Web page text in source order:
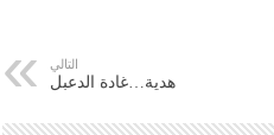
التالي
هدية…غادة الدعبل